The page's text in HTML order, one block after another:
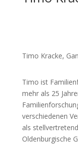
Timo Kracke,
Timo ist
mehr als 25
verschiedenen
als
Oldenburgische